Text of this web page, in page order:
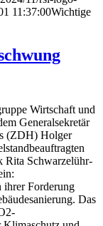
11:37:00Wichtige
Wirtschaft und
Generalsekretär
(ZDH) Holger
Rita Schwarzelühr-
ihrer Forderung
Das